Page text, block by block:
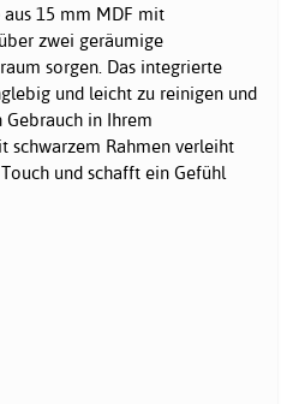
15 mm MDF mit
zwei geräumige
sorgen. Das integrierte
und leicht zu reinigen und
in Ihrem
schwarzem Rahmen verleiht
und schafft ein Gefühl